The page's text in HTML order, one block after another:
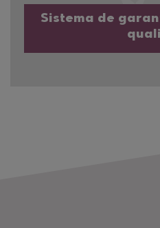
Sistema de